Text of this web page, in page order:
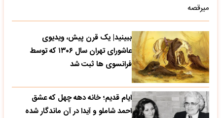
میرقصه
ببینید| یک قرن پیش، ویدیوی
عاشورای تهران سال ۱۳۰۶ که توسط
فرانسوی ها ثبت شد
ایام قدیم؛ خانه دهه چهل که عشق
احمد شاملو و آیدا در آن ماندگار شده